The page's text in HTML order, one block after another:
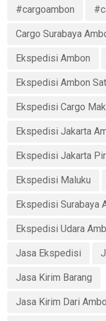
#cargoambon
Cargo Surabaya
Ekspedisi Ambon
Ekspedisi Ambon
Ekspedisi Cargo
Ekspedisi Jakarta
Ekspedisi Jakarta
Ekspedisi Maluku
Ekspedisi Surabaya
Ekspedisi Udara
Jasa Ekspedisi
Jasa Kirim Barang
Jasa Kirim Dari